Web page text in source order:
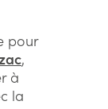
pour
,
à
la